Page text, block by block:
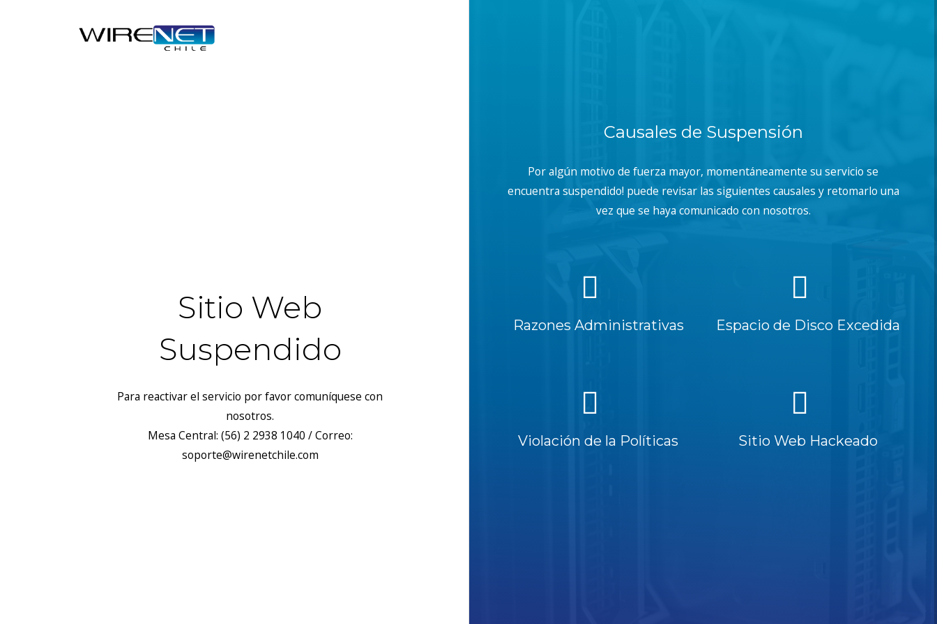
Sitio Web
Suspendido
Para reactivar el servicio por favor comuníquese con
nosotros.
Mesa Central: (56) 2 2938 1040 / Correo:
soporte@wirenetchile.com
Causales de Suspensión
Por algún motivo de fuerza mayor, momentáneamente su servicio se
encuentra suspendido! puede revisar las siguientes causales y retomarlo una
vez que se haya comunicado con nosotros.
Razones Administrativas Espacio de Disco Excedida
Violación de la Políticas Sitio Web Hackeado